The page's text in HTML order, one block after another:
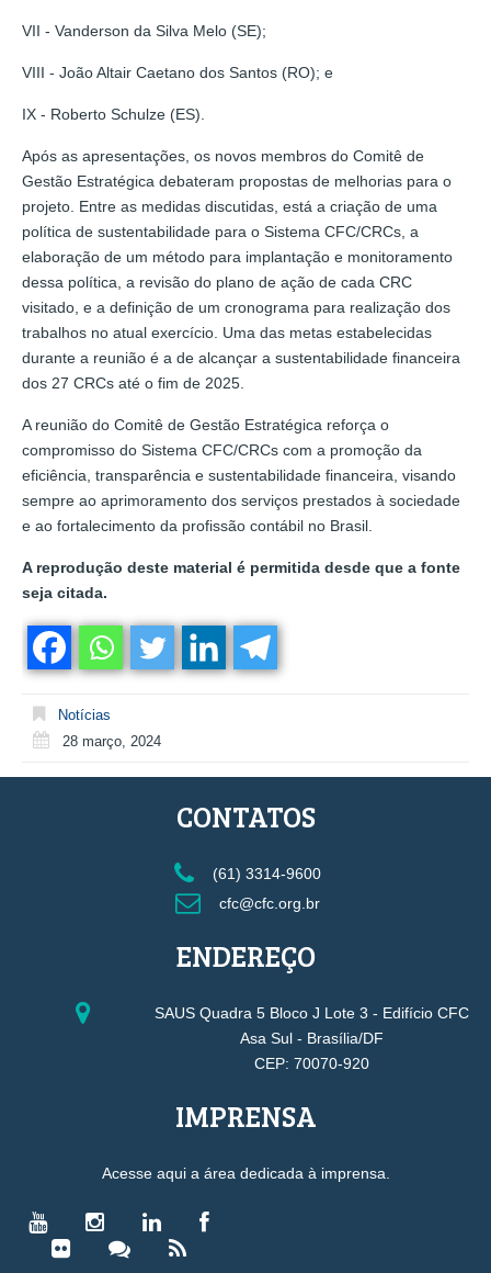
VII - Vanderson da Silva Melo (SE);
VIII - João Altair Caetano dos Santos (RO); e
IX - Roberto Schulze (ES).
Após as apresentações, os novos membros do Comitê de
Gestão Estratégica debateram propostas de melhorias para o
projeto. Entre as medidas discutidas, está a criação de uma
política de sustentabilidade para o Sistema CFC/CRCs, a
elaboração de um método para implantação e monitoramento
dessa política, a revisão do plano de ação de cada CRC
visitado, e a definição de um cronograma para realização dos
trabalhos no atual exercício. Uma das metas estabelecidas
durante a reunião é a de alcançar a sustentabilidade financeira
dos 27 CRCs até o fim de 2025.
A reunião do Comitê de Gestão Estratégica reforça o
compromisso do Sistema CFC/CRCs com a promoção da
eficiência, transparência e sustentabilidade financeira, visando
sempre ao aprimoramento dos serviços prestados à sociedade
e ao fortalecimento da profissão contábil no Brasil.
A reprodução deste material é permitida desde que a fonte
seja citada.
Notícias
28 março, 2024
CONTATOS
(61) 3314-9600
cfc@cfc.org.br
ENDEREÇO
SAUS Quadra 5 Bloco J Lote 3 - Edifício CFC
Asa Sul - Brasília/DF
CEP: 70070-920
IMPRENSA
Acesse aqui a área dedicada à imprensa.